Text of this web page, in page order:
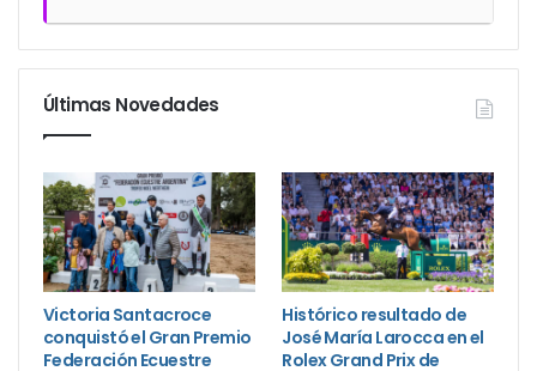
Últimas Novedades
Victoria Santacroce
conquistó el Gran Premio
Federación Ecuestre
Histórico resultado de
José María Larocca en el
Rolex Grand Prix de